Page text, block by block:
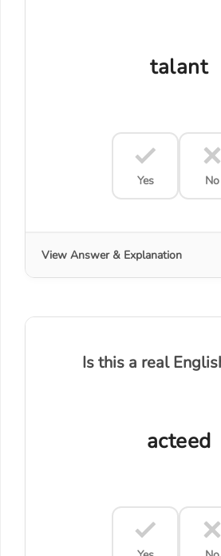
talant
Yes No
View Answer & Explanation
Is this a real
acteed